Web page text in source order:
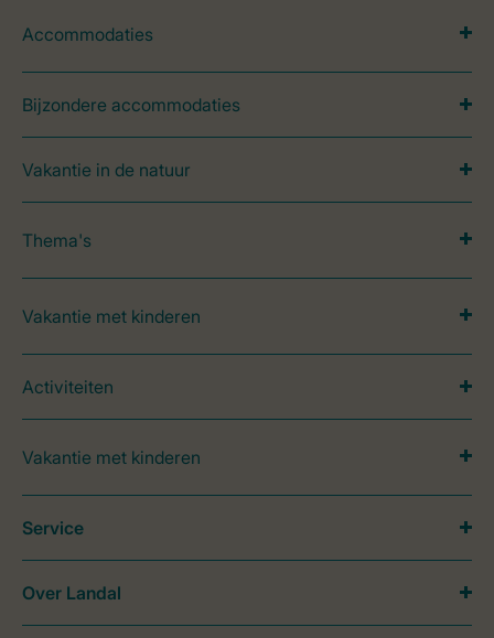
Accommodaties
Bijzondere accommodaties
Vakantie in de natuur
Thema's
Vakantie met kinderen
Activiteiten
Vakantie met kinderen
Service
Over Landal